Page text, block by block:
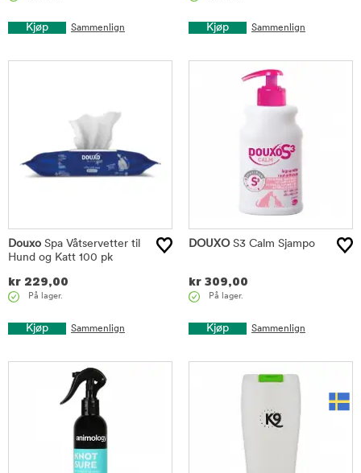
Kjøp Sammenlign Kjøp Sammenlign
Douxo Spa Våtservetter til
Hund og Katt 100 pk
kr 229,00
På lager.
Kjøp Sammenlign
DOUXOS3 Calm Sjampo
kr 309,00
På lager.
Kjøp Sammenlign